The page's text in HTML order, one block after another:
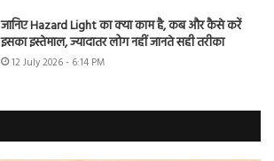
जानिए Hazard Light का क्या काम है, कब और कैसे करें
इसका इस्तेमाल, ज्यादातर लोग नहीं जानते सही तरीका
12 July 2026 - 6:14 PM